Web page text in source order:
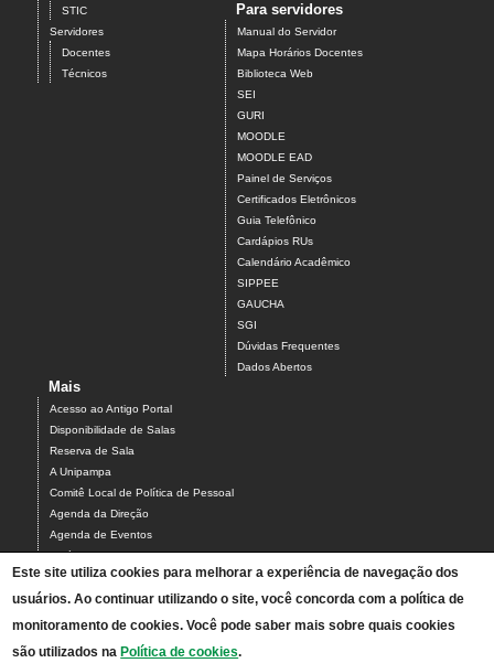
STIC
Servidores
Docentes
Técnicos
Para servidores
Manual do Servidor
Mapa Horários Docentes
Biblioteca Web
SEI
GURI
MOODLE
MOODLE EAD
Painel de Serviços
Certificados Eletrônicos
Guia Telefônico
Cardápios RUs
Calendário Acadêmico
SIPPEE
GAUCHA
SGI
Dúvidas Frequentes
Dados Abertos
Mais
Acesso ao Antigo Portal
Disponibilidade de Salas
Reserva de Sala
A Unipampa
Comitê Local de Política de Pessoal
Agenda da Direção
Agenda de Eventos
Estágios
Relatório de Gestão
Infraestrutura do Campus
Este site utiliza cookies para melhorar a experiência de navegação dos
usuários. Ao continuar utilizando o site, você concorda com a política de
monitoramento de cookies. Você pode saber mais sobre quais cookies
são utilizados na Política de cookies.